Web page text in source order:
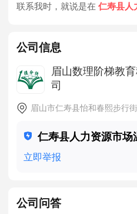
联系我时，就说是在 仁寿县人
公司信息
眉山数理阶梯教
司
眉山市仁寿县怡和春熙步行
仁寿县人力资源市场
立即举报
公司问答